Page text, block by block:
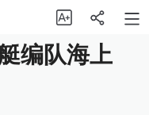
编队海上